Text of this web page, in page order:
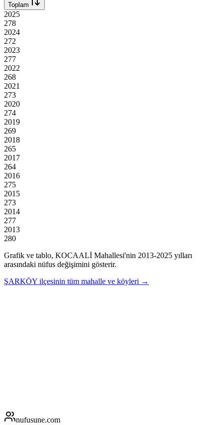
Toplam
2025
278
2024
272
2023
277
2022
268
2021
273
2020
274
2019
269
2018
265
2017
264
2016
275
2015
273
2014
277
2013
280
Grafik ve tablo, KOCAALİ Mahallesi'nin 2013-2025 yılları
arasındaki nüfus değişimini gösterir.
ŞARKÖY ilçesinin tüm mahalle ve köyleri →
nufusune.com